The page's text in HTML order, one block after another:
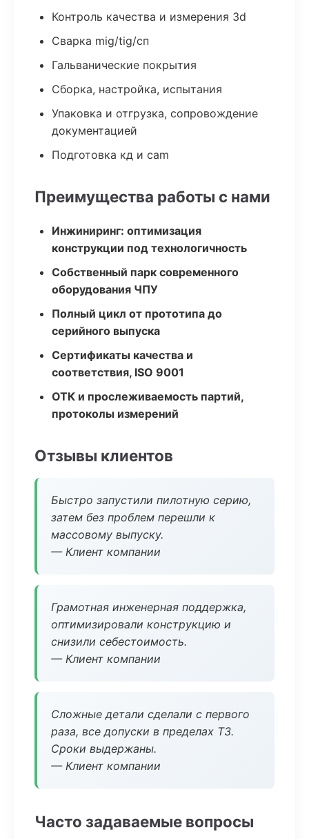
Контроль качества и измерения 3d
Сварка mig/tig/сп
Гальванические покрытия
Сборка, настройка, испытания
Упаковка и отгрузка, сопровождение
документацией
Подготовка кд и cam
Преимущества работы с нами
Инжиниринг: оптимизация
конструкции под технологичность
Собственный парк современного
оборудования ЧПУ
Полный цикл от прототипа до
серийного выпуска
Сертификаты качества и
соответствия, ISO 9001
ОТК и прослеживаемость партий,
протоколы измерений
Отзывы клиентов
Быстро запустили пилотную серию,
затем без проблем перешли к
массовому выпуску.
— Клиент компании
Грамотная инженерная поддержка,
оптимизировали конструкцию и
снизили себестоимость.
— Клиент компании
Сложные детали сделали с первого
раза, все допуски в пределах ТЗ.
Сроки выдержаны.
— Клиент компании
Часто задаваемые вопросы